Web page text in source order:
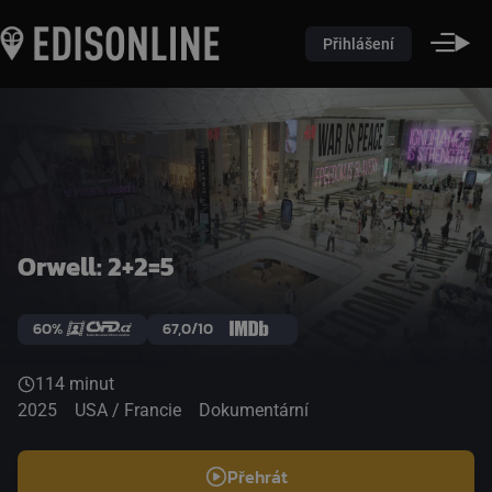
Přihlášení
Orwell: 2+2=5
60% 67,0/10
114 minut
2025
USA / Francie Dokumentární
Přehrát